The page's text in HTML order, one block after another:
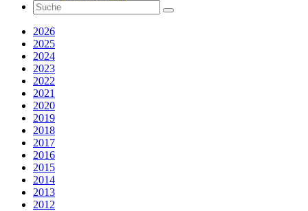
2026
2025
2024
2023
2022
2021
2020
2019
2018
2017
2016
2015
2014
2013
2012